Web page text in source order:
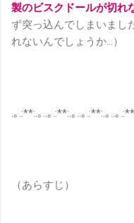
製のビスクドールが切れ
ず突っ込んでしまいまし
れないんでしょうか…）
.｡.:**:.｡..｡.:**:.｡..｡.:**:.｡..｡
（あらすじ）